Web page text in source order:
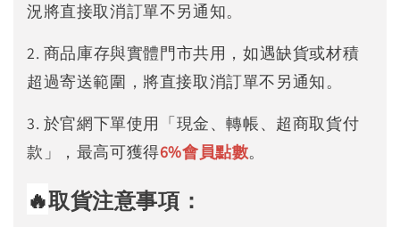
況將直接取消訂單不另通知。
2. 商品庫存與實體門市共用，如遇缺貨或材積
超過寄送範圍，將直接取消訂單不另通知。
3. 於官網下單使用「現金、轉帳、超商取貨付
款」，最高可獲得6%會員點數。
🔥取貨注意事項：